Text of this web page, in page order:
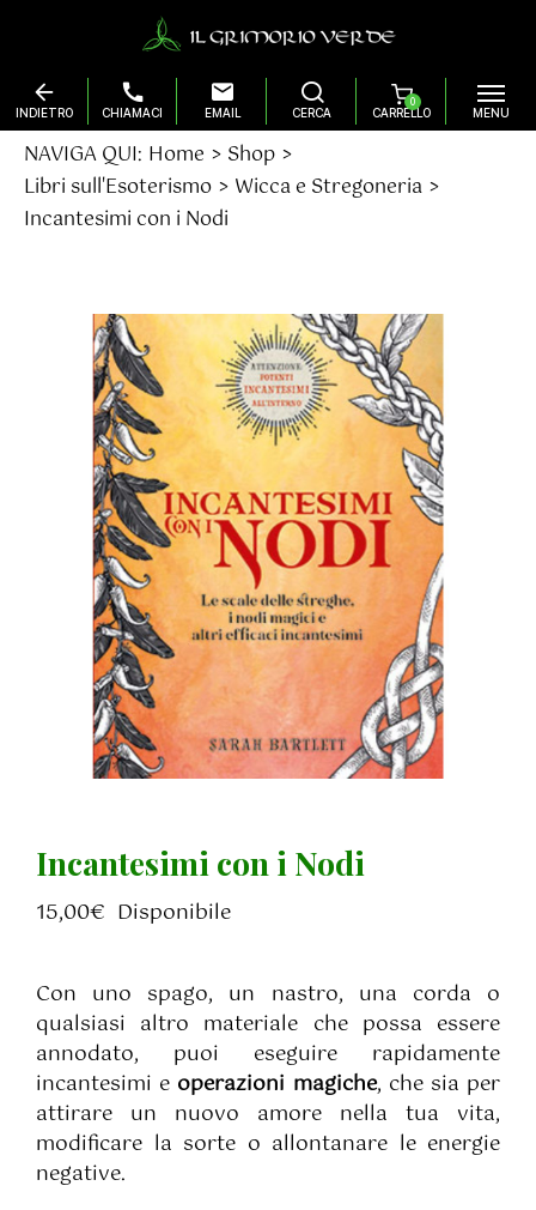
Salta
contenuto
NAVIGA QUI: Home
Shop
Libri sull'Esoterismo
Wicca e Stregoneria
Incantesimi con i Nodi
Incantesimi con i Nodi
15,00€ Disponibile
Con uno spago, un nastro, una corda o
qualsiasi altro materiale che possa essere
annodato, puoi eseguire rapidamente
incantesimi e operazioni magiche, che sia per
attirare un nuovo amore nella tua vita,
modificare la sorte o allontanare le energie
negative.
0